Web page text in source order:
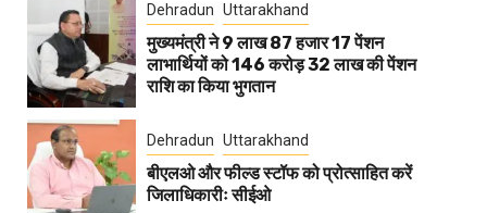
Dehradun Uttarakhand
मुख्यमंत्री ने 9 लाख 87 हजार 17 पेंशन
लाभार्थियों को 146 करोड़ 32 लाख की पेंशन
राशि का किया भुगतान
Dehradun Uttarakhand
बीएलओ और फील्ड स्टॉफ को प्रोत्साहित करें
जिलाधिकारीः सीईओ